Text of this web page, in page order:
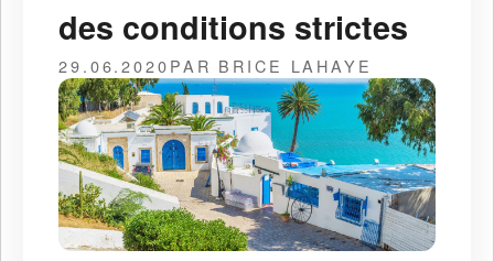
des conditions strictes
29.06.2020PAR BRICE LAHAYE